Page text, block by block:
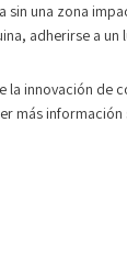
una zona
adherirse a un
la innovación de
más